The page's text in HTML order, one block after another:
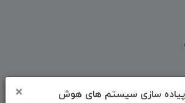
پیاده سازی سیستم های هوش
×